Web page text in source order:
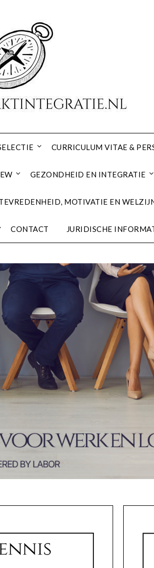
CURRICULUM VITAE &
GEZONDHEID EN INTEGRATIE
MOTIVATIE EN
CONTACT JURIDISCHE